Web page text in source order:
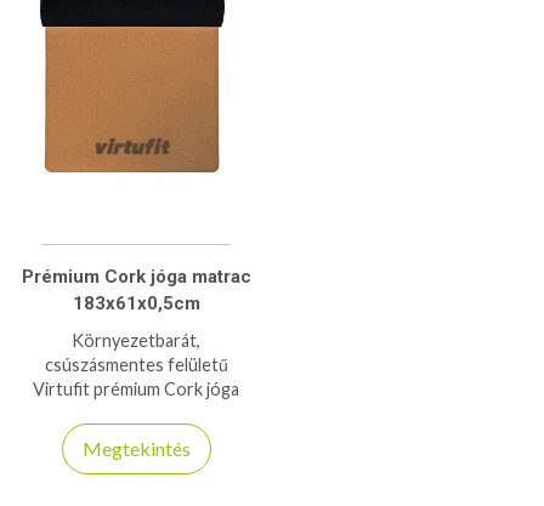
Prémium Cork jóga matrac
183x61x0,5cm
Környezetbarát,
csúszásmentes felületű
Virtufit prémium Cork jóga
anyagok és a maximális
kényelem szerelmeseinek.
Megtekintés